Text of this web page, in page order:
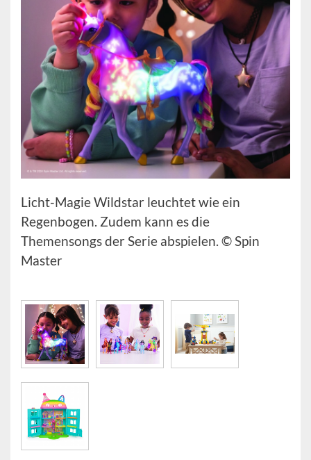
Licht-Magie Wildstar leuchtet wie ein
Regenbogen. Zudem kann es die
Themensongs der Serie abspielen. © Spin
Master